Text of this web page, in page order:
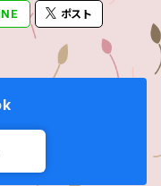
ポスト